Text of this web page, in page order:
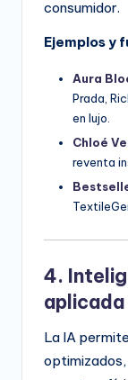
consumidor.
Ejemplos y
Aura
Prada,
en lujo.
Chloé
reventa
4.
La IA